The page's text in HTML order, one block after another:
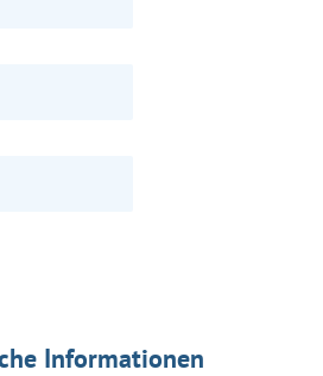
Informationen